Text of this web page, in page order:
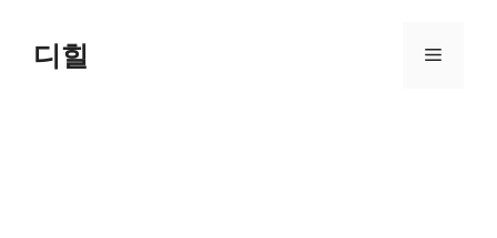
content디힐 Menu